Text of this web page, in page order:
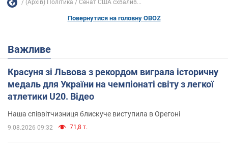
(Архів) Політика Сенат США схвалив...
Повернутися на головну OBOZ
Важливе
Красуня зі Львова з рекордом виграла історичну
медаль для України на чемпіонаті світу з легкої
атлетики U20. Відео
Наша співвітчизниця блискуче виступила в Орегоні
9.08.2026 09:32 71,8 т.